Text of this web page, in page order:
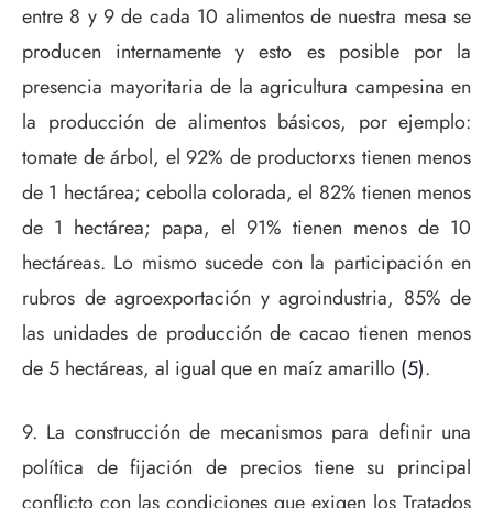
entre 8 y 9 de cada 10 alimentos de nuestra mesa se
producen internamente y esto es posible por la
presencia mayoritaria de la agricultura campesina en
la producción de alimentos básicos, por ejemplo:
tomate de árbol, el 92% de productorxs tienen menos
de 1 hectárea; cebolla colorada, el 82% tienen menos
de 1 hectárea; papa, el 91% tienen menos de 10
hectáreas. Lo mismo sucede con la participación en
rubros de agroexportación y agroindustria, 85% de
las unidades de producción de cacao tienen menos
de 5 hectáreas, al igual que en maíz amarillo (5).
9. La construcción de mecanismos para definir una
política de fijación de precios tiene su principal